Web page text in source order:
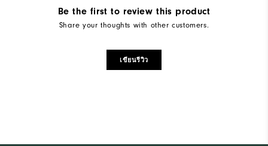
Be the first to review this product
Share your thoughts with other customers.
เขียนรีวิว